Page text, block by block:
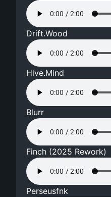
Drift.Wood
Hive.Mind
Blurr
Finch (2025 Rework)
Perseusfnk